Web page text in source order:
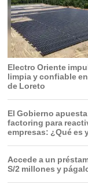
Electro Oriente
limpia y confiable
de Loreto
El Gobierno
factoring para
empresas: ¿Qué es
Accede a un
S/2 millones y